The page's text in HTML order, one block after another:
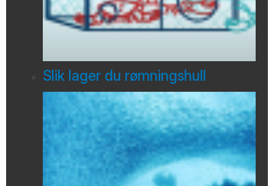
Slik lager du rømningshull